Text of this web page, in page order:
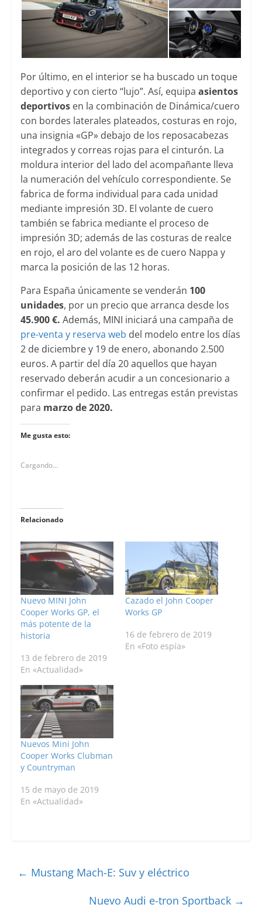
Por último, en el interior se ha buscado un toque
deportivo y con cierto “lujo”. Así, equipa asientos
deportivosen la combinación de Dinámica/cuero
con bordes laterales plateados, costuras en rojo,
una insignia «GP» debajo de los reposacabezas
integrados y correas rojas para el cinturón. La
moldura interior del lado del acompañante lleva
la numeración del vehículo correspondiente. Se
fabrica de forma individual para cada unidad
mediante impresión 3D. El volante de cuero
también se fabrica mediante el proceso de
impresión 3D; además de las costuras de realce
en rojo, el aro del volante es de cuero Nappa y
marca la posición de las 12 horas.
Para España únicamente se venderán 100
unidades, por un precio que arranca desde los
45.900 €. Además, MINI iniciará una campaña de
pre-venta y reserva web del modelo entre los días
2 de diciembre y 19 de enero, abonando 2.500
euros. A partir del día 20 aquellos que hayan
reservado deberán acudir a un concesionario a
confirmar el pedido. Las entregas están previstas
para marzo de 2020.
Me gusta esto:
Cargando...
Relacionado
Nuevo MINI John
Cooper Works GP, el
más potente de la
historia
13 de febrero de 2019
En «Actualidad»
Cazado el John Cooper
Works GP
16 de febrero de 2019
En «Foto espía»
Nuevos Mini John
Cooper Works Clubman
y Countryman
15 de mayo de 2019
En «Actualidad»
← Mustang Mach-E: Suv y eléctrico
Nuevo Audi e-tron Sportback →